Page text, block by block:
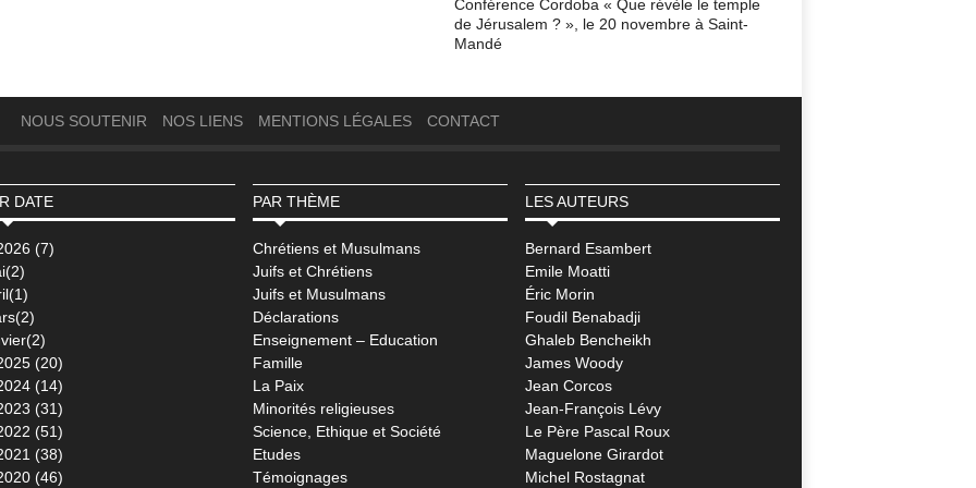
Conférence Cordoba « Que révèle le temple
de Jérusalem ? », le 20 novembre à Saint-
Mandé
NOUS SOUTENIR NOS LIENS MENTIONS LÉGALES CONTACT
DATE
(7)
(20)
(14)
(31)
(51)
(38)
(46)
PAR THÈME
Chrétiens et Musulmans
Juifs et Chrétiens
Juifs et Musulmans
Déclarations
Enseignement – Education
Famille
La Paix
Minorités religieuses
Science, Ethique et Société
Etudes
Témoignages
LES AUTEURS
Bernard Esambert
Emile Moatti
Éric Morin
Foudil Benabadji
Ghaleb Bencheikh
James Woody
Jean Corcos
Jean-François Lévy
Le Père Pascal Roux
Maguelone Girardot
Michel Rostagnat